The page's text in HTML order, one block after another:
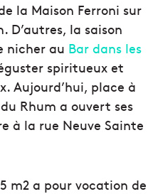
la Maison Ferroni sur
D’autres, la saison
nicher au Bar dans les
spiritueux et
Aujourd’hui, place à
Rhum a ouvert ses
à la rue Neuve Sainte
m2 a pour vocation de